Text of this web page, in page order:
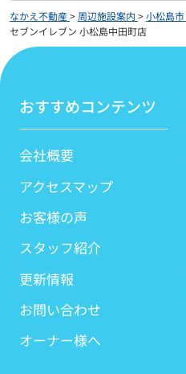
なかえ不動産>周辺施設案内 >小松島市
セブンイレブン 小松島中田町店
おすすめコンテンツ
会社概要
アクセスマップ
お客様の声
スタッフ紹介
更新情報
お問い合わせ
オーナー様へ